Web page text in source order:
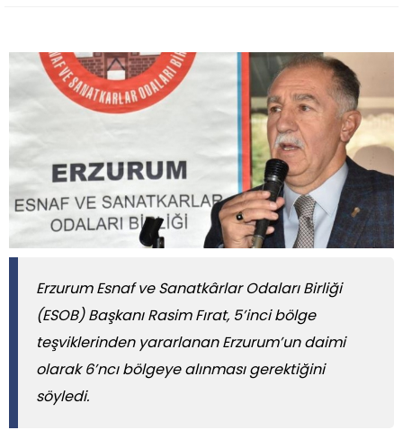
Erzurum Esnaf ve Sanatkârlar Odaları Birliği
(ESOB) Başkanı Rasim Fırat, 5’inci bölge
teşviklerinden yararlanan Erzurum’un daimi
olarak 6’ncı bölgeye alınması gerektiğini
söyledi.